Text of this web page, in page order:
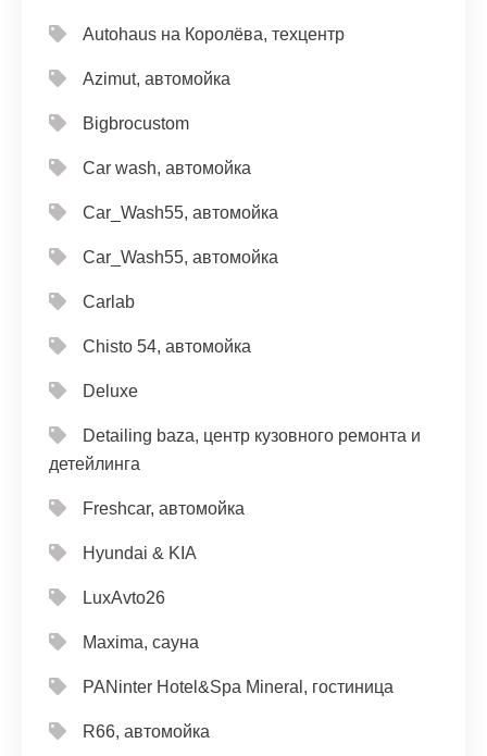
Autohaus на Королёва, техцентр
Azimut, автомойка
Bigbrocustom
Car wash, автомойка
Car_Wash55, автомойка
Car_Wash55, автомойка
Carlab
Chisto 54, автомойка
Deluxe
Detailing baza, центр кузовного ремонта и
детейлинга
Freshcar, автомойка
Hyundai & KIA
LuxAvto26
Maxima, сауна
PANinter Hotel&Spa Mineral, гостиница
R66, автомойка